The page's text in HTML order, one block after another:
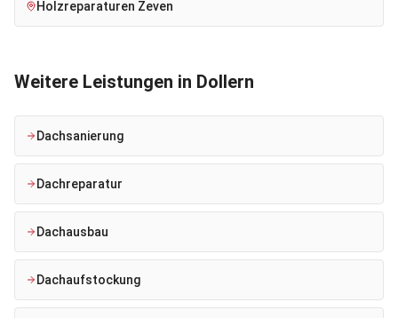
Holzreparaturen Zeven
Weitere Leistungen in Dollern
Dachsanierung
Dachreparatur
Dachausbau
Dachaufstockung